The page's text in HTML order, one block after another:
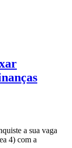
a sua vaga
4) com a